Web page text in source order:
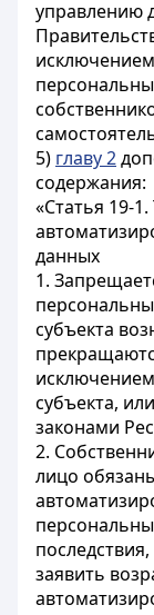
управлению
5) главу 2
содержания:
«Статья 19-
данных
1.
субъекта
субъекта,
законами
2.
лицо
заявить